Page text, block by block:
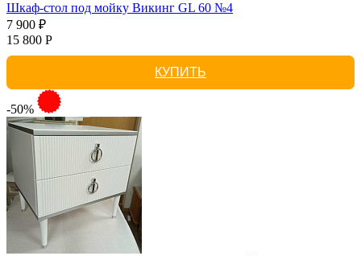
Шкаф-стол под мойку Викинг GL 60 №4
7 900 ₽
15 800 Р
КУПИТЬ
-50%